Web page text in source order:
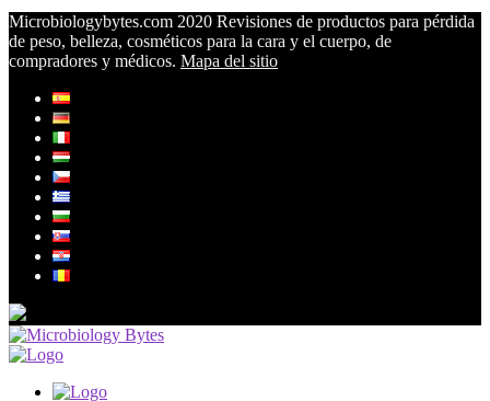
Microbiologybytes.com 2020 Revisiones de productos para pérdida
de peso, belleza, cosméticos para la cara y el cuerpo, de
compradores y médicos. Mapa del sitio